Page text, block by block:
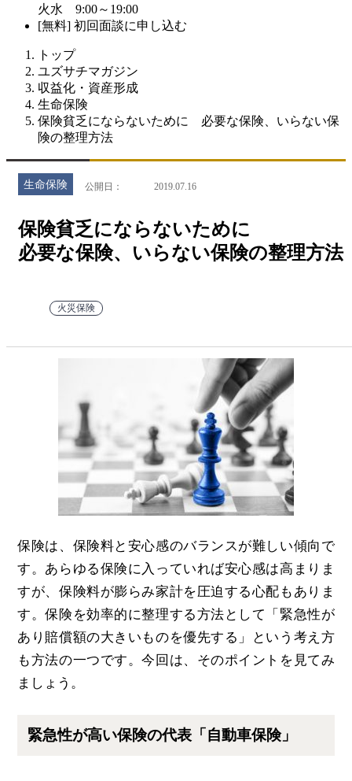
火水 9:00～19:00
[無料] 初回面談に申し込む
トップ
ユズサチマガジン
収益化・資産形成
生命保険
保険貧乏にならないために 必要な保険、いらない保
険の整理方法
生命保険 公開日 2019.07.16
保険貧乏にならないために
必要な保険、いらない保険の整理方法
火災保険
保険は、保険料と安心感のバランスが難しい傾向で
す。あらゆる保険に入っていれば安心感は高まりま
すが、保険料が膨らみ家計を圧迫する心配もありま
す。保険を効率的に整理する方法として「緊急性が
あり賠償額の大きいものを優先する」という考え方
も方法の一つです。今回は、そのポイントを見てみ
ましょう。
緊急性が高い保険の代表「自動車保険」